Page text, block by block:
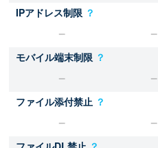
IPアドレス制限 ？
モバイル端末制限 ？
ファイル添付禁止 ？